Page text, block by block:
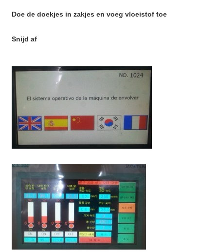
Doe de doekjes in zakjes en voeg vloeistof toe
Snijd af